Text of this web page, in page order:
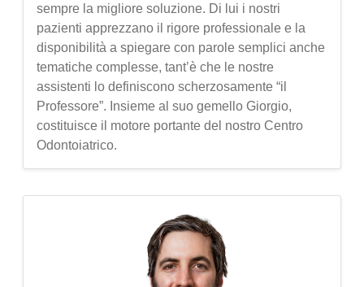
sempre la migliore soluzione. Di lui i nostri
pazienti apprezzano il rigore professionale e la
disponibilità a spiegare con parole semplici anche
tematiche complesse, tant’è che le nostre
assistenti lo definiscono scherzosamente “il
Professore”. Insieme al suo gemello Giorgio,
costituisce il motore portante del nostro Centro
Odontoiatrico.